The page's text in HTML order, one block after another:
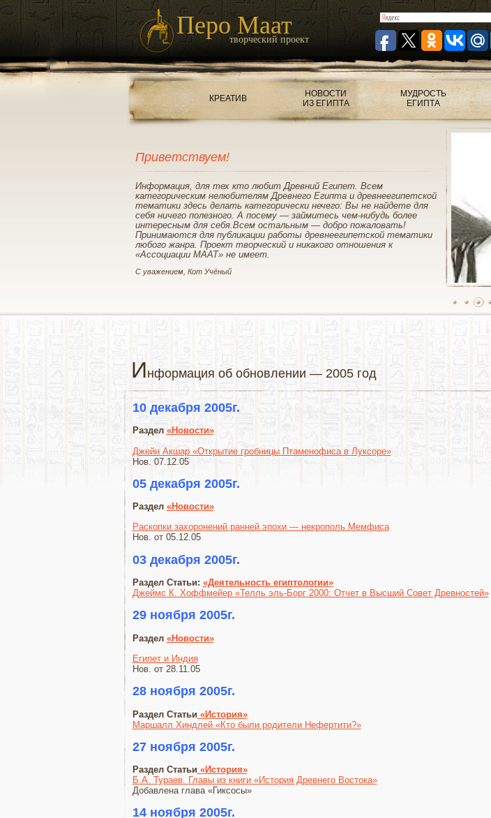
Перо Маат
творческий проект
КРЕАТИВ
НОВОСТИ
ИЗ ЕГИПТА
МУДРОСТЬ
ЕГИПТА
Приветствуем!
Информация, для тех кто любит Древний Египет. Всем
категорическим нелюбителям Древнего Египта и древнеегипетской
тематики здесь делать категорически нечего: Вы не найдете для
себя ничего полезного. А посему — займитесь чем-нибудь более
интересным для себя.Всем остальным — добро пожаловать!
Принимаются для публикации работы древнеегипетской тематики
любого жанра. Проект творческий и никакого отношения к
«Ассоциации МААТ» не имеет.
С уважением, Кот Учёный
1 2 3 4
Информация об обновлении — 2005 год
10 декабря 2005г.
Раздел «Новости»
Джейн Акшар «Открытие гробницы Птаменофиса в Луксоре»
Нов. 07.12.05
05 декабря 2005г.
Раздел «Новости»
Раскопки захоронений ранней эпохи — некрополь Мемфиса
Нов. от 05.12.05
03 декабря 2005г.
Раздел Статьи: «Деятельность египтологии»
Джеймс К. Хоффмейер «Телль эль-Борг 2000: Отчет в Высший Совет Древностей»
29 ноября 2005г.
Раздел «Новости»
Египет и Индия
Нов. от 28.11.05
28 ноября 2005г.
Раздел Статьи «История»
Маршалл Хиндлей «Кто были родители Нефертити?»
27 ноября 2005г.
Раздел Статьи «История»
Б.А. Тураев. Главы из книги «История Древнего Востока»
Добавлена глава «Гиксосы»
14 ноября 2005г.